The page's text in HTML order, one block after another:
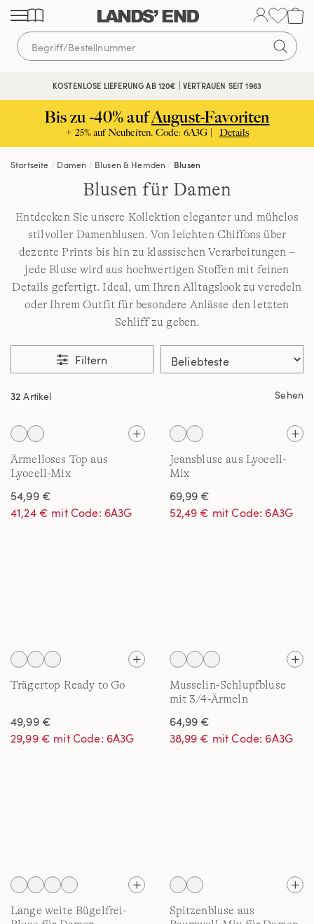
Direkt
zum
Inhalt
Direkt
zur
Navigation
Direkt
zur
Suche
KOSTENLOSE LIEFERUNG AB 120€ | VERTRAUEN SEIT 1963
Bis zu -40% aufAugust-Favoriten
+ 25% auf Neuheiten. Code: 6A3G | Details
Startseite Damen Blusen & Hemden Blusen
Blusen für Damen
Entdecken Sie unsere Kollektion eleganter und mühelos
stilvoller Damenblusen. Von leichten Chiffons über
dezente Prints bis hin zu klassischen Verarbeitungen –
jede Bluse wird aus hochwertigen Stoffen mit feinen
Details gefertigt. Ideal, um Ihren Alltagslook zu veredeln
oder Ihrem Outfit für besondere Anlässe den letzten
Schliff zu geben.
Filtern
32 Artikel Sehen
Ärmelloses Top aus
Lyocell-Mix
54,99 €
41,24 € mit Code: 6A3G
Jeansbluse aus Lyocell-
Mix
69,99 €
52,49 € mit Code: 6A3G
Trägertop Ready to Go
49,99 €
29,99 € mit Code: 6A3G
Musselin-Schlupfbluse
mit 3/4-Ärmeln
64,99 €
38,99 € mit Code: 6A3G
Lange weite Bügelfrei-
Spitzenbluse aus